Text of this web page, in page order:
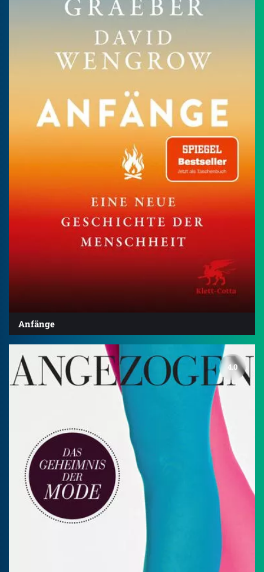
Anfänge
4.0